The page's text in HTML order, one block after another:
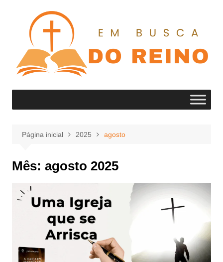
conteúdo
Página inicial 2025 agosto
Mês: agosto 2025